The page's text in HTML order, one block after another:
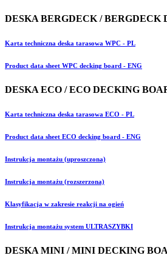
DESKA BERGDECK / BERGDECK
Karta techniczna deska tarasowa WPC - PL
Product data sheet WPC decking board - ENG
DESKA ECO / ECO DECKING
Karta techniczna deska tarasowa ECO - PL
Product data sheet ECO decking board - ENG
Instrukcja montażu (uproszczona)
Instrukcja montażu (rozszerzona)
Klasyfikacja w zakresie reakcji na ogień
Instrukcja montażu system ULTRASZYBKI
DESKA MINI / MINI DECKING